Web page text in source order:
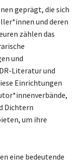
geprägt, die sich
und deren
zählen das
und
Literatur und
Einrichtungen
Dichtern
um ihre
eine bedeutende